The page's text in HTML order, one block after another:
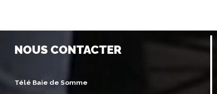
NOUS CONTACTER
Télé Baie de Somme